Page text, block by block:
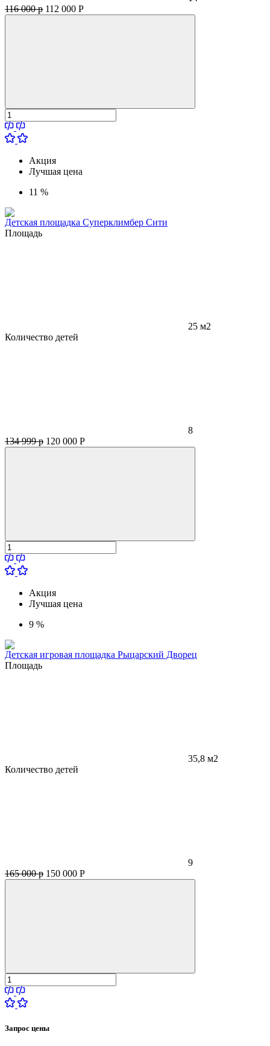
116 000 р 112 000 Р
Акция
Лучшая цена
11 %
Детская площадка Суперклимбер Сити
Площадь
25 м2
Количество детей
8
134 999 р 120 000 Р
Акция
Лучшая цена
9 %
Детская игровая площадка Рыцарский Дворец
Площадь
35,8 м2
Количество детей
9
165 000 р 150 000 Р
Запрос цены